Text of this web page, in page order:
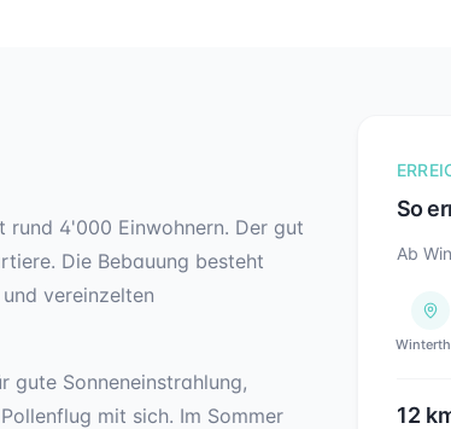
4'000 Einwohnern. Der gut
Die Bebauung besteht
vereinzelten
gute Sonneneinstrahlung,
mit sich. Im Sommer
So
Ab
12